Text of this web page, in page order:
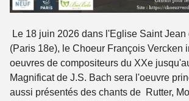
Le 18 juin 2026 dans l'Eglise Saint Jean
(Paris 18e), le Choeur François Vercken
oeuvres de compositeurs du XXe
Magnificat de J.S. Bach sera l'oeuvre
aussi présentés des chants de Rutter,